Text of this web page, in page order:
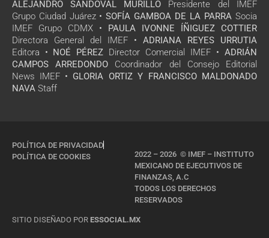
ALEJANDRO SANDOVAL MURILLO Presidente del IMEF
Grupo Ciudad Juárez • SOFÍA GAMBOA DE LA PARRA Socia
IMEF Grupo CDMX • PAULA IVONNE ÍÑIGUEZ COTTIER
Directora General del IMEF • ADRIANA REYES URRUTIA
Editora • NOÉ PÉREZ Director Comercial IMEF • ADRIÁN
CAMPOS ARREDONDO Coordinador del Consejo Editorial
News IMEF • GLORIA ORTIZ Y FRANCISCO MALDONADO
NAVA Staff
2022 – 2026 © IMEF – INSTITUTO
MEXICANO DE EJECUTIVOS DE
FINANZAS, A.C
TODOS LOS DERECHOS
RESERVADOS
POLÍTICA DE PRIVACIDAD
POLÍTICA DE COOKIES
SITIO DISEÑADO POR ESSOCIAL.MX